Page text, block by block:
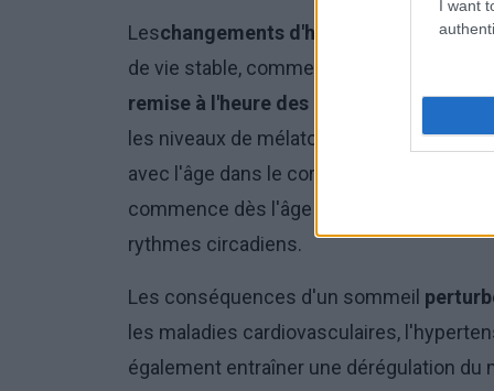
I want
Leschangements d'heure
sont
de vie stable, comme le fait de se lever
remise à l'heure des horloges
est plus
les niveaux de mélatonine, responsable
avec l'âge dans le corps humain. Le
commence dès l'âge de 45 ans, ce qui
rythmes circadiens.
Les conséquences d'un sommeil
les maladies cardiovasculaires,
également entraîner une dérégulation